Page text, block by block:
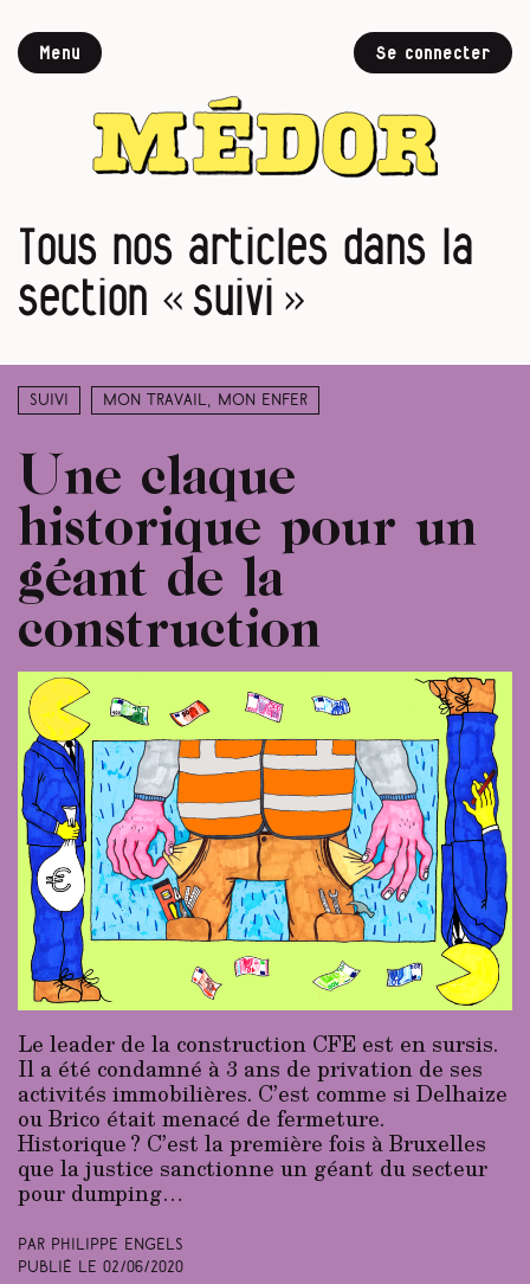
Menu Se connecter
Tous nos articles dans la
section « suivi »
Suivi Mon travail, mon enfer
Une claque
historique pour un
géant de la
construction
Le leader de la construction CFE est en sursis.
Il a été condamné à 3 ans de privation de ses
activités immobilières. C’est comme si Delhaize
ou Brico était menacé de fermeture.
Historique ? C’est la première fois à Bruxelles
que la justice sanctionne un géant du secteur
pour dumping…
Par Philippe Engels
Publié le 02/06/2020